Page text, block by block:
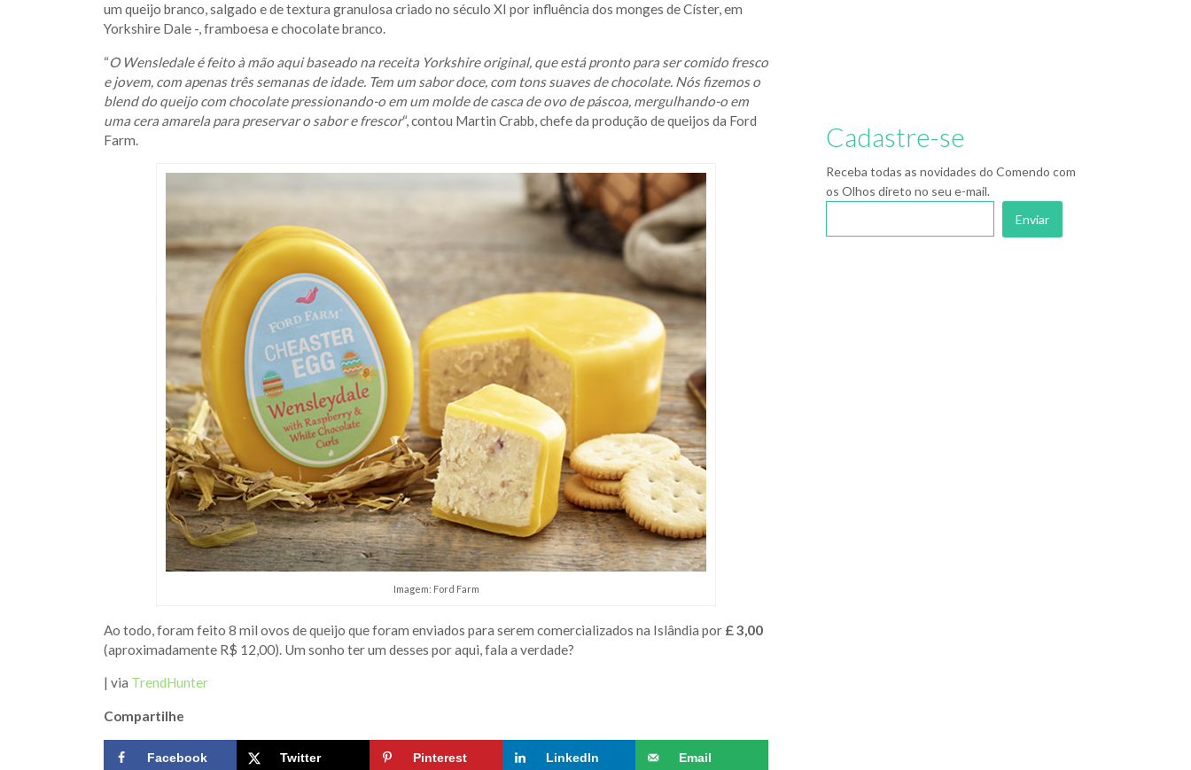
um queijo branco, salgado e de textura granulosa criado no século XI por influência dos monges de Císter, em
Yorkshire Dale -, framboesa e chocolate branco.
“O Wensledale é feito à mão aqui baseado na receita Yorkshire original, que está pronto para ser comido fresco
e jovem, com apenas três semanas de idade. Tem um sabor doce, com tons suaves de chocolate. Nós fizemos o
blend do queijo com chocolate pressionando-o em um molde de casca de ovo de páscoa, mergulhando-o em
uma cera amarela para preservar o sabor e frescor“, contou Martin Crabb, chefe da produção de queijos da Ford
Farm.
Imagem: Ford Farm
Ao todo, foram feito 8 mil ovos de queijo que foram enviados para serem comercializados na Islândia por £ 3,00
(aproximadamente R$ 12,00). Um sonho ter um desses por aqui, fala a verdade?
| via TrendHunter
Compartilhe
Facebook Twitter Pinterest LinkedIn Email
Cadastre-se
Receba todas as novidades do Comendo com
os Olhos direto no seu e-mail.